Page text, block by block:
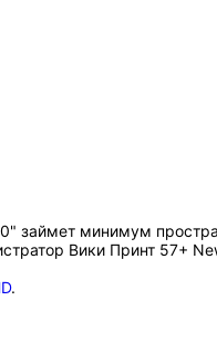
займет минимум
Вики Принт 57+
.